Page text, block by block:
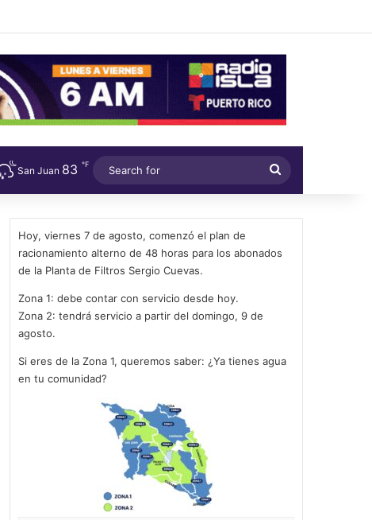
San Juan 83 ℉
for
Hoy, viernes 7 de agosto, comenzó el plan de
racionamiento alterno de 48 horas para los abonados
de la Planta de Filtros Sergio Cuevas.
Zona 1: debe contar con servicio desde hoy.
Zona 2: tendrá servicio a partir del domingo, 9 de
agosto.
Si eres de la Zona 1, queremos saber: ¿Ya tienes agua
en tu comunidad?